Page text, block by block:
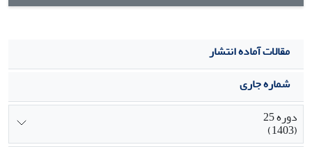
مقالات آماده انتشار
شماره جاری
دوره 25
(1403)